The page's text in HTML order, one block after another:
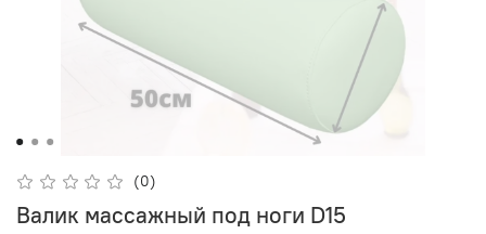
(0)
Валик массажный под ноги D15